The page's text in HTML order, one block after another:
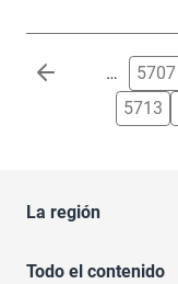
Paginación … 5707
5713
La región
Todo el contenido